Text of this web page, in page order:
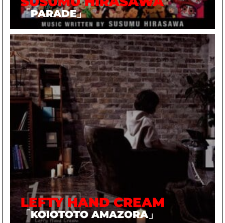
「PARADE」
LEFTY HAND CREAM
「KOIOTOTO AMAZORA」